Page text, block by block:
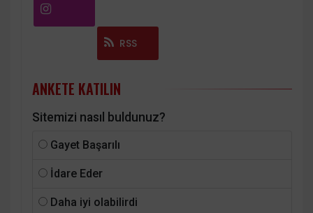
RSS
ANKETE KATILIN
Sitemizi nasıl buldunuz?
Gayet Başarılı
İdare Eder
Daha iyi olabilirdi